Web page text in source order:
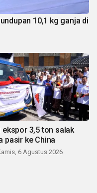
10,1 kg ganja di
ekspor 3,5 ton salak
pasir ke China
6 Agustus 2026